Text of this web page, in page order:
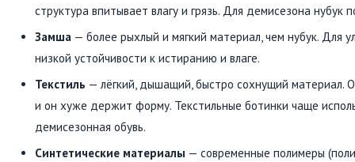
структура впитывает влагу и грязь. Для демисезона
Замша — более рыхлый и мягкий материал, чем нубук. Для
низкой устойчивости к истиранию и влаге.
Текстиль — лёгкий, дышащий, быстро сохнущий материал.
и он хуже держит форму. Текстильные ботинки чаще
демисезонная обувь.
Синтетические материалы — современные полимеры